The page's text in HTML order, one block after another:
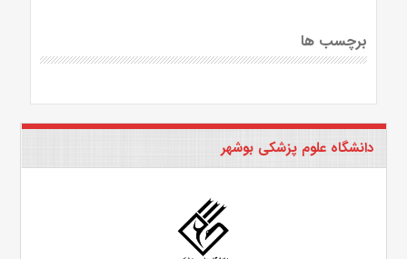
برچسب ها
دانشگاه علوم پزشکی بوشهر